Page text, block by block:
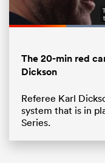
The 20-min red
Dickson
Referee Karl
system that is in
Series.